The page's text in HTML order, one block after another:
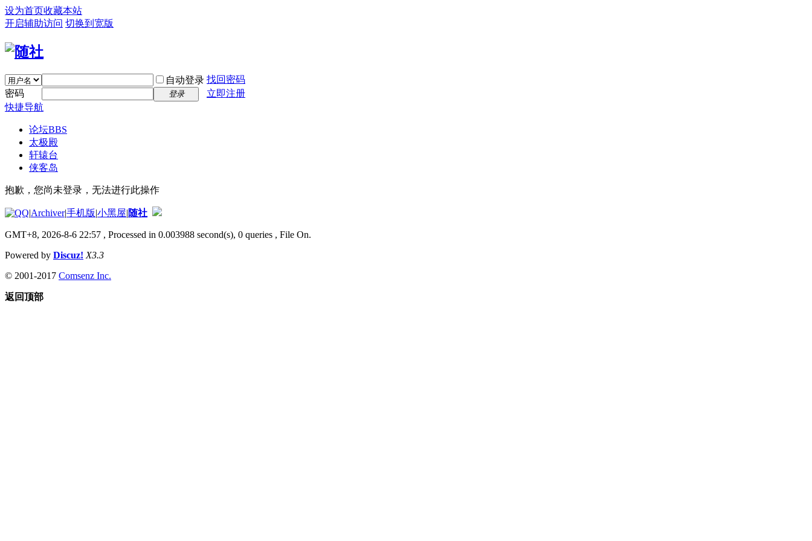
设为首页收藏本站
开启辅助访问 切换到宽版
自动登录 找回密码
密码
登录
立即注册
快捷导航
论坛BBS
太极殿
轩辕台
侠客岛
抱歉，您尚未登录，无法进行此操作
|Archiver|手机版|小黑屋|随社
GMT+8, 2026-8-6 22:57 , Processed in 0.003988 second(s), 0 queries , File On.
Powered by Discuz! X3.3
© 2001-2017 Comsenz Inc.
返回顶部